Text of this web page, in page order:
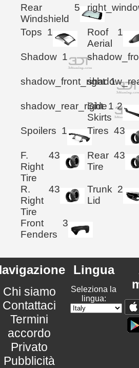
Rear
Windshield
5
Tops 1
Roof
Aerial
1
Shadow 1
shadow_front_right 1
shadow_rear_right 1
Side
Skirts
2
Spoilers 1 Tires 43
F.
Right
Tire
43
Rear
Tire
43
R.
Right
Tire
43
Trunk
Lid
2
Front
Fenders
3
Chi siamo
Contattaci
Termini
accordo
Privato
Pubblicità
Lingua
Seleziona la
lingua: